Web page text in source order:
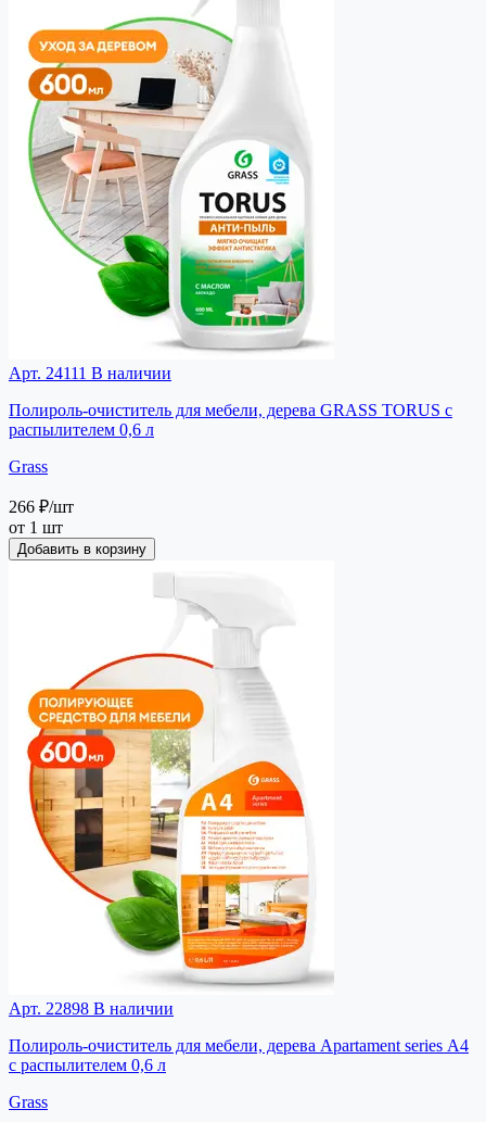
Арт. 24111 В наличии
Полироль-очиститель для мебели, дерева GRASS TORUS с
распылителем 0,6 л
Grass
266 ₽/шт
от 1 шт
Добавить в корзину
Арт. 22898 В наличии
Полироль-очиститель для мебели, дерева Apartament series А4
с распылителем 0,6 л
Grass